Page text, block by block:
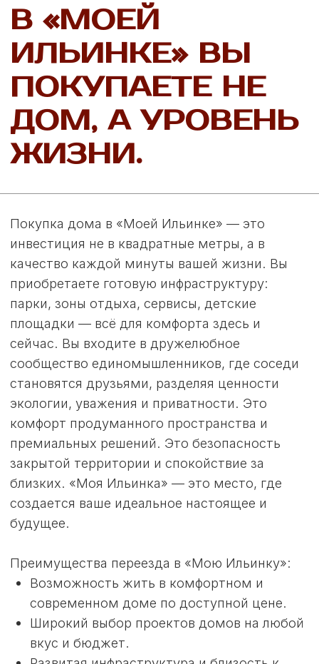
Забронировать экскурсию
посёлок «Моя Ильинка» и собственными
глазами оценить все преимущества наших
современных домов и комфортной жизни
в этом уникальном уголке природы.
загляните внутрь готовых коттеджей
Мы уверены, что ваше сердце останется
здесь!
ПРОЕКТЫ
КОТТЕДЖЕЙ
Терем Подробнее